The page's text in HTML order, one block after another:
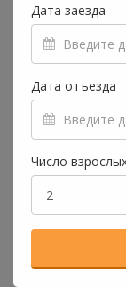
Дата заезда
Дата отъезда
Число